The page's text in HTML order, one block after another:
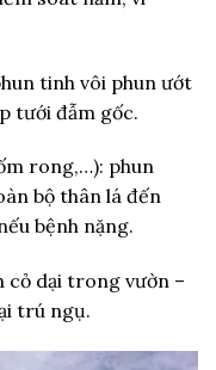
tinh vôi phun ướt
tưới đẫm gốc.
rong,…): phun
bộ thân lá đến
bệnh nặng.
cỏ dại trong vườn –
trú ngụ.